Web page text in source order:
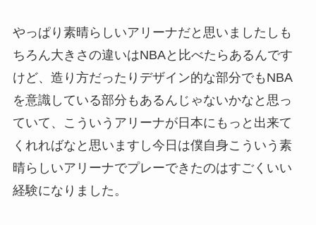
やっぱり素晴らしいアリーナだと思いましたしも
ちろん大きさの違いはNBAと比べたらあるんです
けど、造り方だったりデザイン的な部分でもNBA
を意識している部分もあるんじゃないかなと思っ
ていて、こういうアリーナが日本にもっと出来て
くれればなと思いますし今日は僕自身こういう素
晴らしいアリーナでプレーできたのはすごくいい
経験になりました。